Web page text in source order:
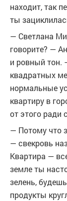
находит, так
ты
— Светлана
говорите? —
и ровный
квадратных
нормальные
квартиру в
от этого ради
— Потому что
— свекровь
Квартира —
земле ты
зелень,
продукты